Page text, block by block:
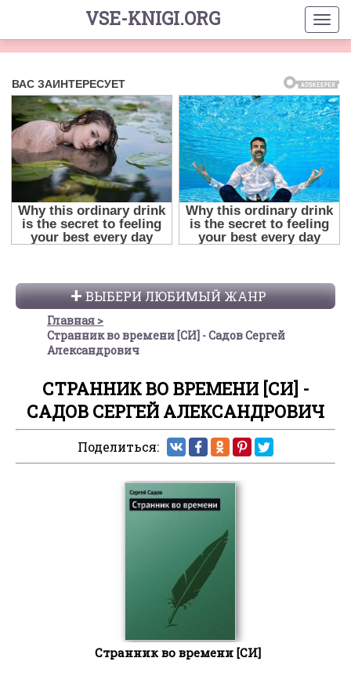
VSE-KNIGI.ORG
ВЫБЕРИ ЛЮБИМЫЙ ЖАНР
Главная
Странник во времени [СИ] - Садов Сергей
Александрович
СТРАННИК ВО ВРЕМЕНИ [СИ] -
САДОВ СЕРГЕЙ АЛЕКСАНДРОВИЧ
Поделиться:
Странник во времени [СИ]